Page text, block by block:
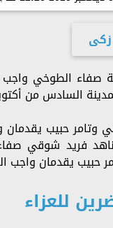
صفاء الطوخي
السادس من
وتامر حبيب
فريد شوقي
حبيب يقدمان واجب
للعزاء